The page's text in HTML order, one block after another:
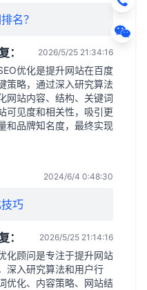
名？
： 2026/5/25 21:34:16
优化是提升网站在百度
策略，通过深入研究算法
网站内容、结构、关键词
可见度和相关性，吸引更
和品牌知名度，最终实现
2024/6/4 0:48:30
巧
： 2026/5/25 21:14:16
化顾问是专注于提升网站
深入研究算法和用户行
优化、内容策略、网站结